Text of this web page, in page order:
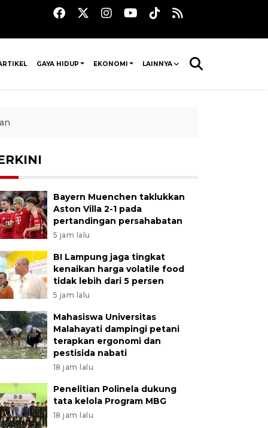
GAYA HIDUP EKONOMI LAINNYA
Bayern Muenchen taklukkan
Aston Villa 2-1 pada
pertandingan persahabatan
5 jam lalu
BI Lampung jaga tingkat
kenaikan harga volatile food
tidak lebih dari 5 persen
5 jam lalu
Mahasiswa Universitas
Malahayati dampingi petani
terapkan ergonomi dan
pestisida nabati
18 jam lalu
Penelitian Polinela dukung
tata kelola Program MBG
18 jam lalu